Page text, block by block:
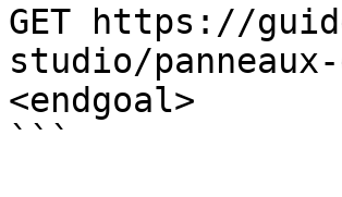
GET https://
studio/
<endgoal>
```